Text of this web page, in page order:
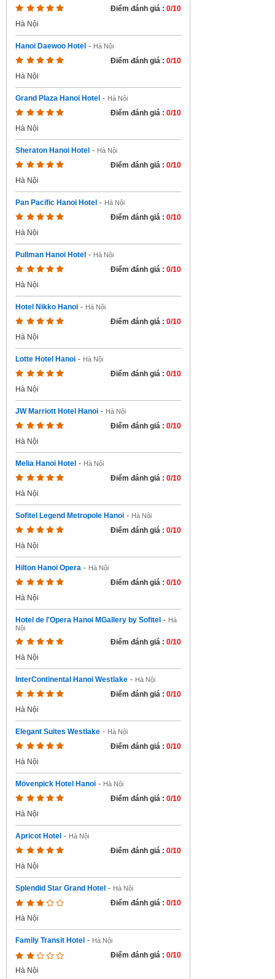
Điểm đánh giá : 0/10
Hà Nội
Hanoi Daewoo Hotel - Hà Nội
Điểm đánh giá : 0/10
Hà Nội
Grand Plaza Hanoi Hotel - Hà Nội
Điểm đánh giá : 0/10
Hà Nội
Sheraton Hanoi Hotel - Hà Nội
Điểm đánh giá : 0/10
Hà Nội
Pan Pacific Hanoi Hotel - Hà Nội
Điểm đánh giá : 0/10
Hà Nội
Pullman Hanoi Hotel - Hà Nội
Điểm đánh giá : 0/10
Hà Nội
Hotel Nikko Hanoi - Hà Nội
Điểm đánh giá : 0/10
Hà Nội
Lotte Hotel Hanoi - Hà Nội
Điểm đánh giá : 0/10
Hà Nội
JW Marriott Hotel Hanoi - Hà Nội
Điểm đánh giá : 0/10
Hà Nội
Melia Hanoi Hotel - Hà Nội
Điểm đánh giá : 0/10
Hà Nội
Sofitel Legend Metropole Hanoi - Hà Nội
Điểm đánh giá : 0/10
Hà Nội
Hilton Hanoi Opera - Hà Nội
Điểm đánh giá : 0/10
Hà Nội
Hotel de l'Opera Hanoi MGallery by Sofitel - Hà
Nội
Điểm đánh giá : 0/10
Hà Nội
InterContinental Hanoi Westlake - Hà Nội
Điểm đánh giá : 0/10
Hà Nội
Elegant Suites Westlake - Hà Nội
Điểm đánh giá : 0/10
Hà Nội
Mövenpick Hotel Hanoi - Hà Nội
Điểm đánh giá : 0/10
Hà Nội
Apricot Hotel - Hà Nội
Điểm đánh giá : 0/10
Hà Nội
Splendid Star Grand Hotel - Hà Nội
Điểm đánh giá : 0/10
Hà Nội
Family Transit Hotel - Hà Nội
Điểm đánh giá : 0/10
Hà Nội